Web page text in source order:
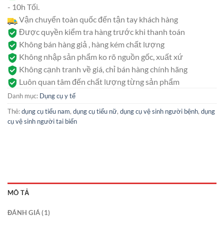
- 10h Tối.
Vận chuyển toàn quốc đến tận tay khách hàng
Được quyền kiểm tra hàng trước khi thanh toán
Không bán hàng giả , hàng kém chất lượng
Không nhập sản phẩm ko rõ nguồn gốc, xuất xứ
Không cạnh tranh về giá, chỉ bán hàng chính hãng
Luôn quan tâm đến chất lượng từng sản phẩm
Danh mục: Dụng cụ y tế
Thẻ:dụng cụ tiểu nam, dụng cụ tiểu nữ, dụng cụ vệ sinh người bệnh, dụng
cụ vệ sinh người tai biến
MÔ TẢ
ĐÁNH GIÁ (1)